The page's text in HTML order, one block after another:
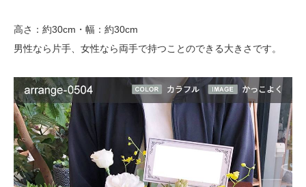
高さ：約30cm・幅：約30cm
男性なら片手、女性なら両手で持つことのできる大きさです。